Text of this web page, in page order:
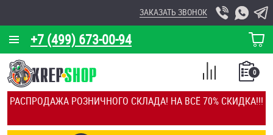
РАСПРОДАЖА РОЗНИЧНОГО СКЛАДА! НА ВСЁ 70% СКИДКА!!!
+7 (499) 673-00-94
ЗАКАЗАТЬ ЗВОНОК
КОРЗИНА
О КОМПАНИИ
КАЛЬКУЛЯТОР
ОТЗЫВЫ
0
СПИСОК
СРАВНЕНИЕ